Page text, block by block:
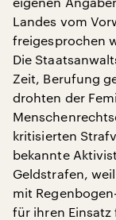
Landes vom
freigesprochen
Die
Zeit, Berufung
drohten der
kritisierten
bekannte
Geldstrafen,
mit
für ihren